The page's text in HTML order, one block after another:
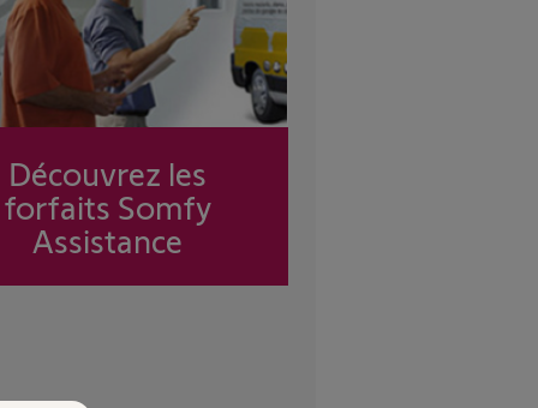
Découvrez les
forfaits Somfy
Assistance